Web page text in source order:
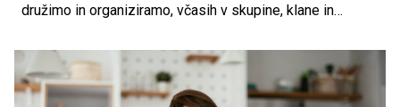
družimo in organiziramo, včasih v skupine, klane in
Najbolj osnovna celica družbe je družina, osnova, na
kateri gradimo in ko pride v družino oseba z dodatnimi
izzivi, ti ta starodavni nagon po združevanju pride še